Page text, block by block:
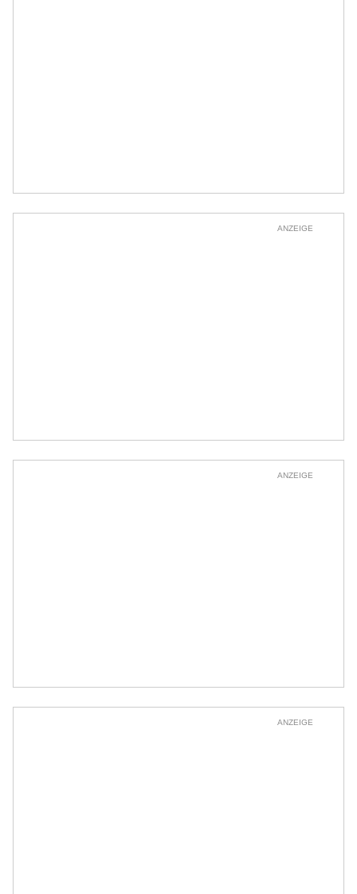
ANZEIGE
ANZEIGE
ANZEIGE